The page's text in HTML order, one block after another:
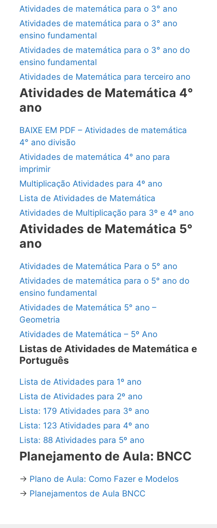
Atividades de matemática para o 3° ano
Atividades de matemática para o 3° ano
ensino fundamental
Atividades de matemática para o 3° ano do
ensino fundamental
Atividades de Matemática para terceiro ano
Atividades de Matemática 4°
ano
BAIXE EM PDF – Atividades de matemática
4° ano divisão
Atividades de matemática 4° ano para
imprimir
Multiplicação Atividades para 4º ano
Lista de Atividades de Matemática
Atividades de Multiplicação para 3º e 4º ano
Atividades de Matemática 5°
ano
Atividades de Matemática Para o 5° ano
Atividades de matemática para o 5° ano do
ensino fundamental
Atividades de Matemática 5° ano –
Geometria
Atividades de Matemática – 5º Ano
Listas de Atividades de Matemática e
Português
Lista de Atividades para 1º ano
Lista de Atividades para 2º ano
Lista: 179 Atividades para 3º ano
Lista: 123 Atividades para 4º ano
Lista: 88 Atividades para 5º ano
Planejamento de Aula: BNCC
→ Plano de Aula: Como Fazer e Modelos
→ Planejamentos de Aula BNCC